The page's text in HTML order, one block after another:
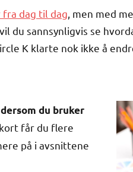
dag til dag, men med
du sannsynligvis se
K klarte nok ikke å
du bruker
får du flere
på i avsnittene